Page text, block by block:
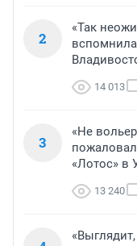
2
«Так
14 013
3
«Не
«Лотос» в
13 240